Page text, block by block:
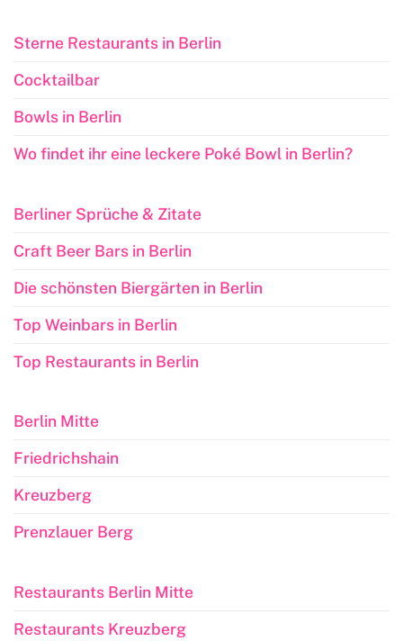
Sterne Restaurants in Berlin
Cocktailbar
Bowls in Berlin
Wo findet ihr eine leckere Poké Bowl in Berlin?
Berliner Sprüche & Zitate
Craft Beer Bars in Berlin
Die schönsten Biergärten in Berlin
Top Weinbars in Berlin
Top Restaurants in Berlin
Berlin Mitte
Friedrichshain
Kreuzberg
Prenzlauer Berg
Restaurants Berlin Mitte
Restaurants Kreuzberg